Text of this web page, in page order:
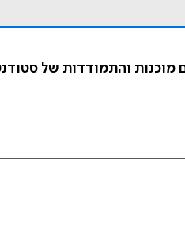
והתמודדות של